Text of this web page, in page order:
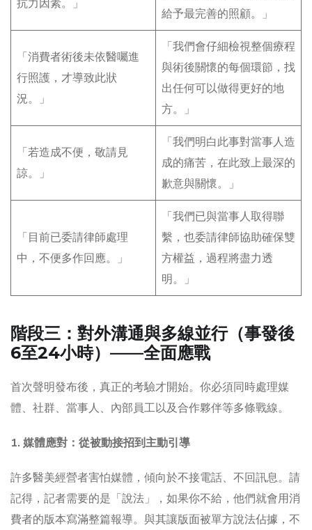
抗力因素。」
給予最完善的照顧。」
「消費者術後未依醫囑進
行照護，才導致此狀
況。」
「我們會仔細檢視整個療程
與術後關懷的每個環節，找
出任何可以做得更好的地
方。」
「若造成不便，敬請見
諒。」
「我們明白此事對當事人造
成的痛苦，在此致上最深的
歉意與關懷。」
「目前已委請律師處理
中，不便多作回應。」
「我們已與當事人取得聯
繫，也委請律師協助確保雙
方權益，過程將盡力透
明。」
階段三：對外溝通與多線並行（事發後
6至24小時）——全面應戰
首次聲明發布後，真正的考驗才開始。你必須同時處理媒
體、社群、當事人、內部員工以及合作夥伴等多條戰線。
1. 媒體應對：從被動接招到主動引導
許多醫美經營者害怕媒體，傾向於不接電話、不回訊息。請
記得，記者需要的是「說法」，如果你不給，他們就會用消
費者的版本寫滿整篇報導。與其讓版面被單方說法佔據，不